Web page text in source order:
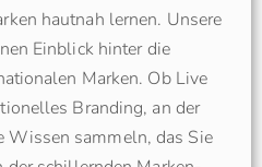
hautnah lernen. Unsere
Einblick hinter die
Marken. Ob Live
Branding, an der
Wissen sammeln, das Sie